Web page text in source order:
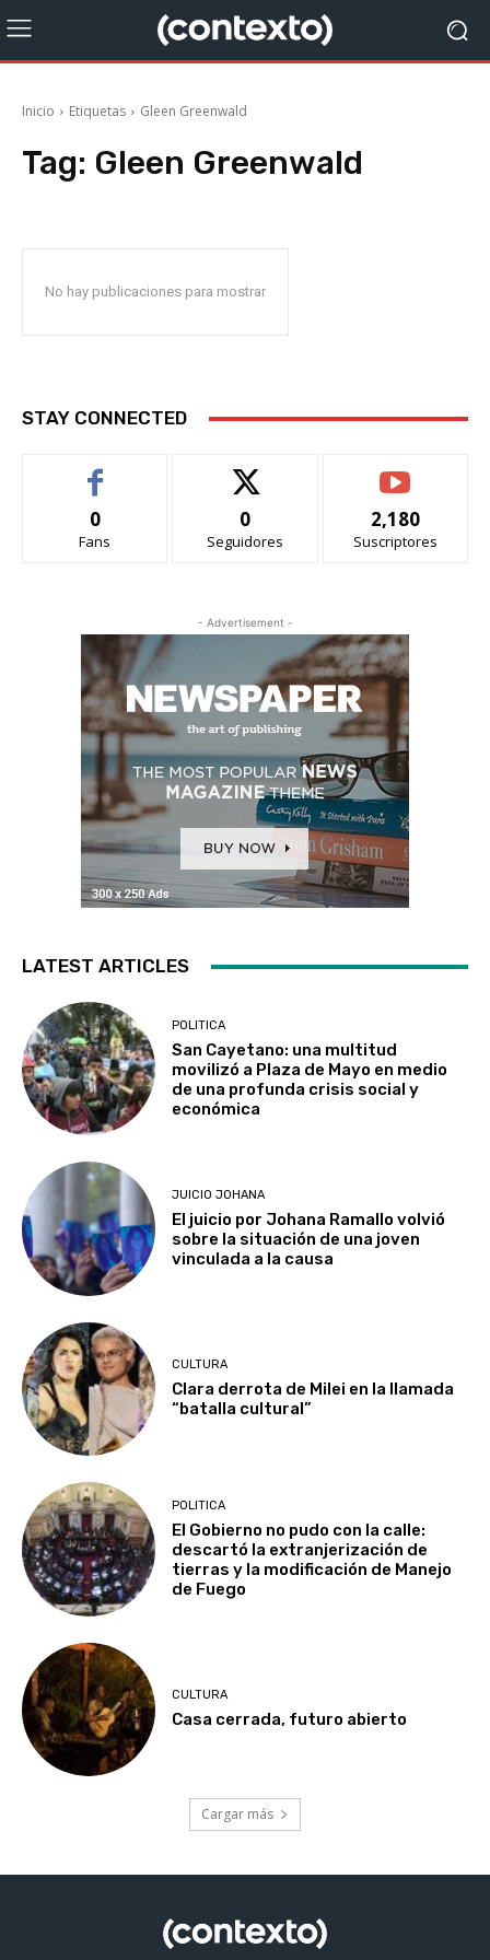
Inicio Etiquetas Gleen Greenwald
Tag: Gleen Greenwald
No hay publicaciones para mostrar
STAY CONNECTED
0
Fans
0
Seguidores
2,180
Suscriptores
- Advertisement -
LATEST ARTICLES
POLITICA
San Cayetano: una multitud
movilizó a Plaza de Mayo en medio
de una profunda crisis social y
económica
JUICIO JOHANA
El juicio por Johana Ramallo volvió
sobre la situación de una joven
vinculada a la causa
CULTURA
Clara derrota de Milei en la llamada
“batalla cultural”
POLITICA
El Gobierno no pudo con la calle:
descartó la extranjerización de
tierras y la modificación de Manejo
de Fuego
CULTURA
Casa cerrada, futuro abierto
Cargar más